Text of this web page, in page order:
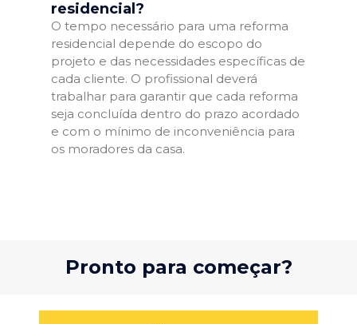
residencial?
O tempo necessário para uma reforma
residencial depende do escopo do
projeto e das necessidades específicas de
cada cliente. O profissional deverá
trabalhar para garantir que cada reforma
seja concluída dentro do prazo acordado
e com o mínimo de inconveniência para
os moradores da casa.
Pronto para começar?